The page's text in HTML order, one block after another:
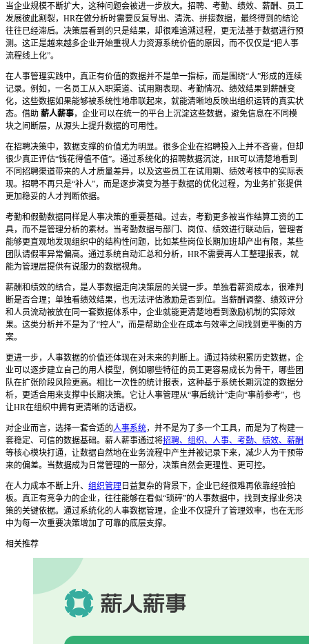
当企业规模不断扩大，这种问题会被进一步放大。招聘、考勤、绩效、薪酬、员工
发展彼此割裂， HR在做分析时需要反复导出、清洗、拼接数据，最终得到的结论
往往已经滞后。决策层看到的只是结果，却很难追溯过程，更无法基于数据进行预
测。这正是越来越多企业开始重视人力资源系统价值的原因，而不仅仅是“把人事
流程线上化”。
在人事管理实践中，真正有价值的数据并不是单一指标，而是围绕“人”形成的连续
记录。例如，一名员工从入职渠道、试用期表现、考勤情况、绩效结果到薪酬变
化，这些数据如果能够被系统性地串联起来，就能清晰地反映出组织运转的真实状
态。借助 薪人薪事，企业可以在统一的平台上沉淀这些数据，避免信息在不同模
块之间断层，从源头上提升数据的可用性。
在招聘决策中，数据支撑的价值尤为明显。很多企业在招聘投入上并不吝啬，但却
很少真正评估“钱花得值不值”。通过系统化的招聘数据沉淀，HR可以清楚地看到
不同招聘渠道带来的人才质量差异，以及这些员工在试用期、绩效考核中的实际表
现。招聘不再只是“补人”，而是逐步演变为基于数据的优化过程，为业务扩张提供
更加稳妥的人才判断依据。
考勤和假勤数据同样是人事决策的重要基础。过去，考勤更多被当作结算工资的工
具，而不是管理分析的素材。当考勤数据与部门、岗位、绩效进行联动后，管理者
能够更直观地发现组织中的结构性问题，比如某些岗位长期加班却产出有限，某些
团队请假率异常偏高。通过系统自动汇总和分析， HR不需要再人工整理报表，就
能为管理层提供有说服力的数据视角。
薪酬和绩效的结合，是人事数据走向决策层的关键一步。单独看薪资成本，很难判
断是否合理；单独看绩效结果，也无法评估激励是否到位。当薪酬调整、绩效评分
和人员流动被放在同一套数据体系中，企业就能更清楚地看到激励机制的实际效
果。这类分析并不是为了“控人”，而是帮助企业在成本与效率之间找到更平衡的方
案。
更进一步，人事数据的价值还体现在对未来的判断上。通过持续积累历史数据，企
业可以逐步建立自己的用人模型，例如哪些特征的员工更容易成长为骨干，哪些团
队在扩张阶段风险更高。相比一次性的统计报表，这种基于系统长期沉淀的数据分
析，更适合用来支撑中长期决策。它让人事管理从“事后统计”走向“事前参考”，也
让HR在组织中拥有更清晰的话语权。
对企业而言，选择一套合适的人事系统，并不是为了多一个工具，而是为了构建一
套稳定、可信的数据基础。薪人薪事通过将招聘、组织、人事、考勤、绩效、薪酬
等核心模块打通，让数据自然地在业务流程中产生并被记录下来，减少人为干预带
来的偏差。当数据成为日常管理的一部分，决策自然会更理性、更可控。
在人力成本不断上升、 组织管理 日益复杂的背景下，企业已经很难再依靠经验拍
板。真正有竞争力的企业，往往能够在看似“琐碎”的人事数据中，找到支撑业务决
策的关键依据。通过系统化的人事数据管理，企业不仅提升了管理效率，也在无形
中为每一次重要决策增加了可靠的底层支撑。
相关推荐